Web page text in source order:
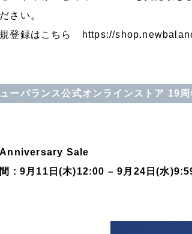
さい。
登録はこちら
https://
ーバランス公式オンラインストア
Sale
: 9月11日(木)12:00 – 9月24日(水